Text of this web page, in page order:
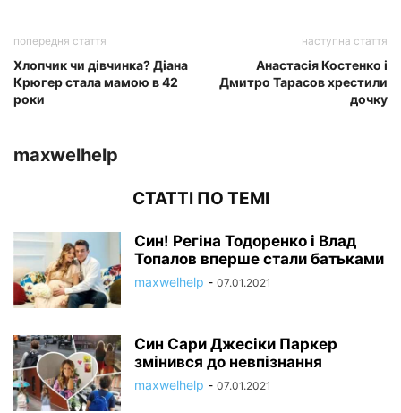
попередня стаття
Хлопчик чи дівчинка? Діана
Крюгер стала мамою в 42
роки
наступна стаття
Анастасія Костенко і
Дмитро Тарасов хрестили
дочку
maxwelhelp
СТАТТІ ПО ТЕМІ
Син! Регіна Тодоренко і Влад
Топалов вперше стали батьками
maxwelhelp - 07.01.2021
Син Сари Джесіки Паркер
змінився до невпізнання
maxwelhelp - 07.01.2021